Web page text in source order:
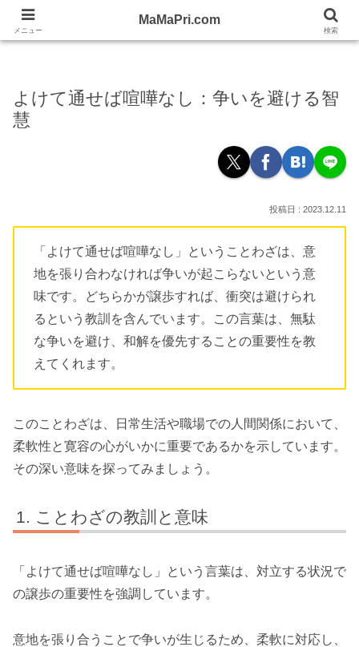
忙しい女性の応援WEBママプリ！
MaMaPri.com
よけて通せば喧嘩なし：争いを避ける智
慧
2023.12.11
「よけて通せば喧嘩なし」ということわざは、意
地を張り合わなければ争いが起こらないという意
味です。どちらかが譲歩すれば、衝突は避けられ
るという教訓を含んでいます。この言葉は、無駄
な争いを避け、和解を優先することの重要性を教
えてくれます。
このことわざは、日常生活や職場での人間関係において、
柔軟性と寛容の心がいかに重要であるかを示しています。
その深い意味を探ってみましょう。
ことわざの教訓と意味
「よけて通せば喧嘩なし」という言葉は、対立する状況で
の譲歩の重要性を強調しています。
意地を張り合うことで争いが生じるため、柔軟に対応し、
メニュー
MaMaPri.com
検索